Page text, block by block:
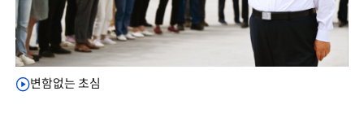
변함없는 초심